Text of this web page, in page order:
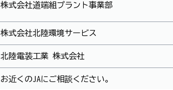
株式会社道端組プラント事業部
株式会社北陸環境サービス
北陸電装工業 株式会社
お近くのJAにご相談ください。